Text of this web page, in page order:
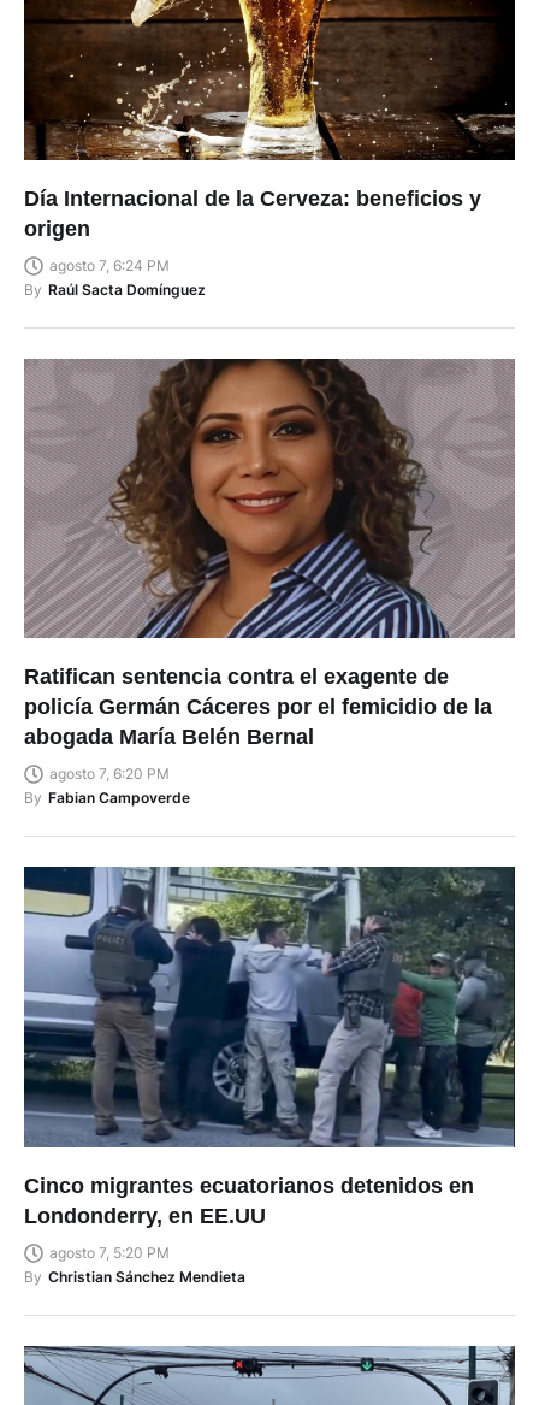
Día Internacional de la Cerveza: beneficios y
origen
agosto 7, 6:24 PM
By Raúl Sacta Domínguez
Ratifican sentencia contra el exagente de
policía Germán Cáceres por el femicidio de la
abogada María Belén Bernal
agosto 7, 6:20 PM
By Fabian Campoverde
Cinco migrantes ecuatorianos detenidos en
Londonderry, en EE.UU
agosto 7, 5:20 PM
By Christian Sánchez Mendieta